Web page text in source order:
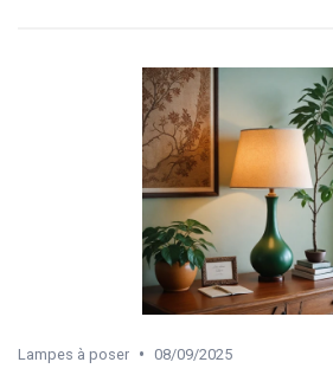
Lampes à poser • 08/09/2025